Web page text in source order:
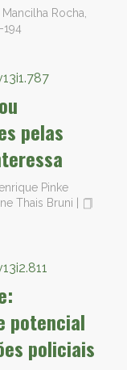
Rocha,
194
pelas
Pinke
Thais Bruni
potencial
policiais